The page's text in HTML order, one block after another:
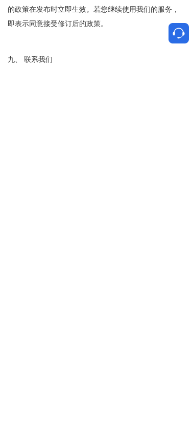
的政策在发布时立即生效。若您继续使用我们的服务，
即表示同意接受修订后的政策。
九、 联系我们